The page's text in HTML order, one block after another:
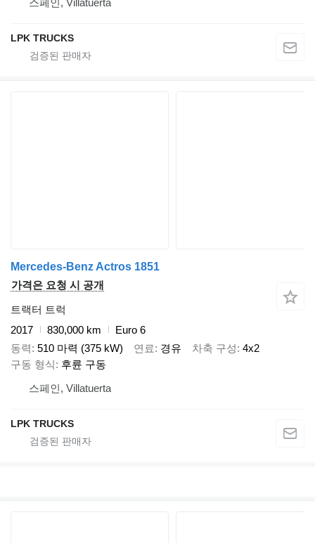
LPK TRUCKS
Mercedes-Benz Actros 1851
가격은 요청 시 공개
트랙터 트럭
2017
830,000 km
Euro 6
동력 510 마력 (375 kW) 연료 경유 차축 구성 4x2
구동 형식
후륜 구동
스페인, Villatuerta
LPK TRUCKS